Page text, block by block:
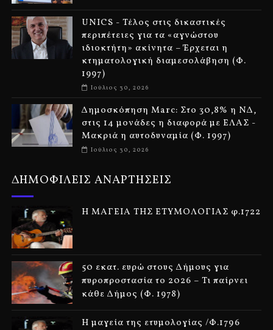
UNICS - Τέλος στις δικαστικές
περιπέτειες για τα «αγνώστου
ιδιοκτήτη» ακίνητα – Έρχεται η
κτηματολογική διαμεσολάβηση (Φ.
1997)
Ιούλιος 30, 2026
Δημοσκόπηση Marc: Στο 30,8% η ΝΔ,
στις 14 μονάδες η διαφορά με ΕΛΑΣ -
Μακριά η αυτοδυναμία (Φ. 1997)
Ιούλιος 30, 2026
ΔΗΜΟΦΙΛΕΙΣ ΑΝΑΡΤΗΣΕΙΣ
Η ΜΑΓΕΙΑ ΤΗΣ ΕΤΥΜΟΛΟΓΙΑΣ φ.1722
50 εκατ. ευρώ στους Δήμους για
πυροπροστασία το 2026 – Τι παίρνει
κάθε Δήμος (Φ. 1978)
Η μαγεία της ετυμολογίας /Φ.1796